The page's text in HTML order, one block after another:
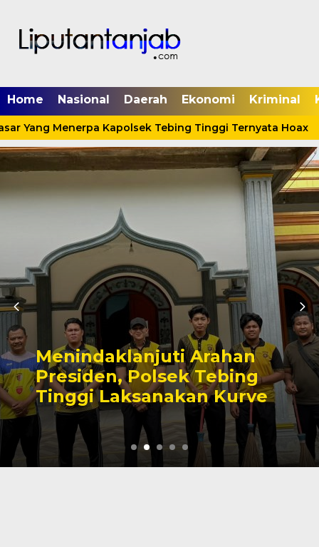
Home Nasional Daerah Ekonomi Kriminal
Yang Menerpa Kapolsek Tebing Tinggi Ternyata Hoax
Arahan
Tebing
Kurve
Cinta
Tewas
Tanjab Barat